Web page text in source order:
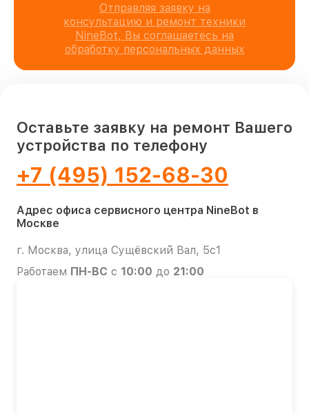
Отправляя заявку на
консультацию и ремонт техники
NineBot, Вы соглашаетесь на
обработку персональных данных
Оставьте заявку на ремонт Вашего
устройства по телефону
+7 (495) 152-68-30
Адрес офиса сервисного центра NineBot в
Москве
г. Москва, улица Сущёвский Вал, 5с1
Работаем ПН-ВС с 10:00 до 21:00